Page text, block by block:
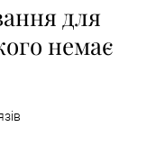
для
немає